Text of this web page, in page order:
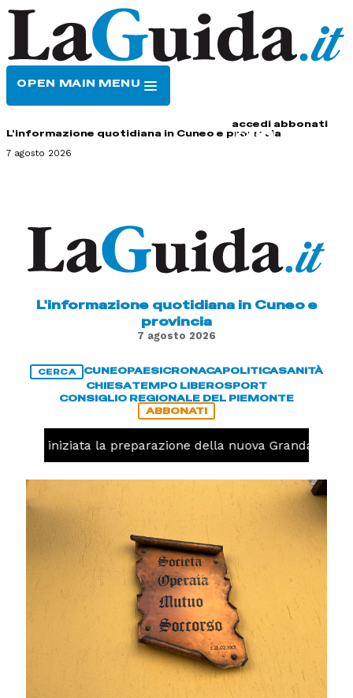
OPEN MAIN MENU
accedi abbonati
L'informazione quotidiana in Cuneo e provincia
7 agosto 2026
L'informazione quotidiana in Cuneo e
provincia
7 agosto 2026
CERCA CUNEOPAESICRONACAPOLITICASANITÀ
CHIESATEMPO LIBEROSPORT
CONSIGLIO REGIONALE DEL PIEMONTE
ABBONATI
iniziata la preparazione della nuova Granda Volley